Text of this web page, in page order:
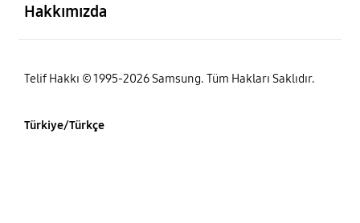
Hakkımızda
Telif Hakkı © 1995-2026 Samsung. Tüm Hakları Saklıdır.
Türkiye/Türkçe